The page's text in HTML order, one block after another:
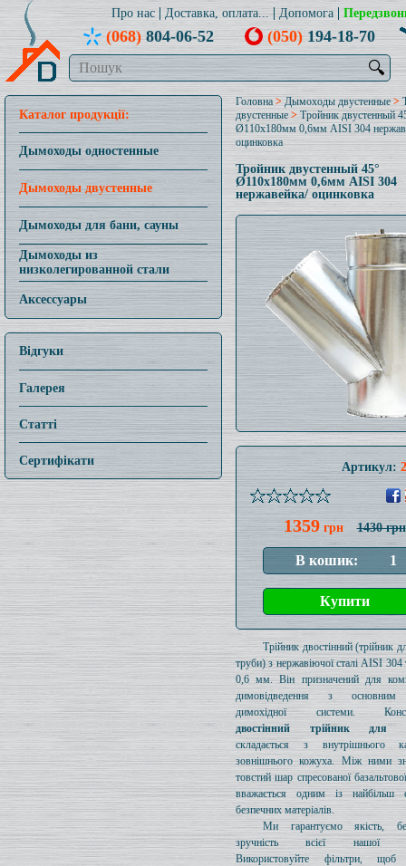
Про нас Доставка, оплата... Допомога
(068)804-06-52 (050)194-18-70
🔍
Каталог продукції:
Дымоходы одностенные
Дымоходы двустенные
Дымоходы для бани, сауны
Дымоходы из
низколегированной стали
Аксессуары
Відгуки
Галерея
Статті
Сертифікати
Головна > Дымоходы двустенные >
двустенные>Тройник двустенный
Ø110x180мм 0,6мм AISI 304
оцинковка
Тройник двустенный 45°
Ø110x180мм 0,6мм AISI 304
нержавейка/ оцинковка
Артикул:
1359грн 1430 грн
Трійник двостінний (трійник
труби) з нержавіючої сталі AISI
0,6 мм. Він призначений для
димовідведення з основним
димохідної системи.
двостінний трійник для
складається з внутрішнього
зовнішнього кожуха. Між ними
товстий шар спресованої
вважається одним із найбільш
безпечних матеріалів.
Ми гарантуємо якість,
зручність всієї нашої
Використовуйте фільтри, щоб